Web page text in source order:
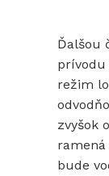
Ďalšou
prívodu
režim
zvyšok
bude